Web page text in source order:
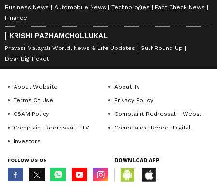
Business News Automobile News Technologies
Fact Check News
Finance
KRISHI PAZHAMCHOLLUKAL
Pravasi Malayali World, News & Life Updates
Gulf Round Up
Dear Big Ticket
About Website
About Tv
Terms Of Use
Privacy Policy
CSAM Policy
Complaint Redressal - Website
Complaint Redressal - TV
Compliance Report Digital
Investors
FOLLOW US ON DOWNLOAD APP